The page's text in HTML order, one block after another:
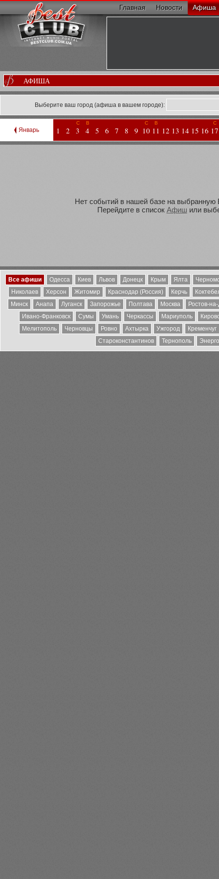
Главная Новости Афиша
АФИША
Выберите ваш город (афиша в вашем городе):
Январь 1 2
С
3
В
4 5 6 7 8 9
С
10
В
11 12 13 14 15 16
С
17
Нет событий в нашей базе на выбранную
Перейдите в список Афиш или
Все афиши Одесса Киев Львов Донецк Крым Ялта
Николаев
Херсон Житомир Краснодар (Россия) Керчь
Минск
Анапа Луганск Запорожье Полтава Москва
Ростов-
Ивано-Франковск
Сумы Умань Черкассы Мариуполь
Мелитополь
Черновцы Ровно Ахтырка Ужгород
Кременчуг
Староконстантинов
Тернополь